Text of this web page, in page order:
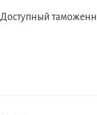
Доступный